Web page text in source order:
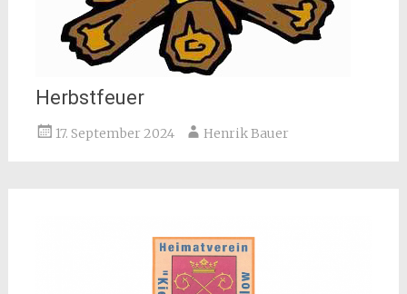
Herbstfeuer
17. September 2024 Henrik Bauer